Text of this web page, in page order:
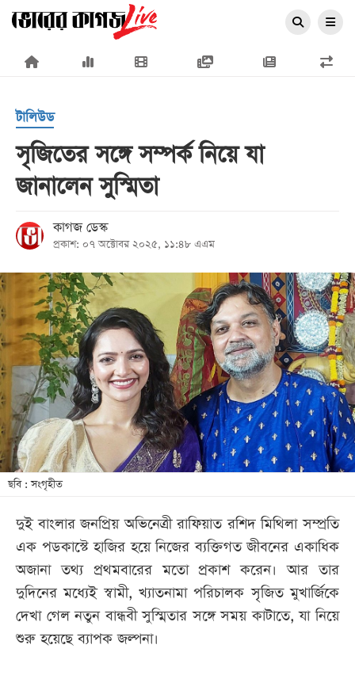
×
প্রচ্ছদ
জাতীয়
রাজনীতি
অর্থনীতি
আন্তর্জাতিক
সারাদেশ
খেলা
বিনোদন
লাইফ
স্টাইল
শিক্ষা
বিভাগ
ছবি
টালিউড
সৃজিতের সঙ্গে সম্পর্ক নিয়ে যা
জানালেন সুস্মিতা
কাগজ ডেস্ক
প্রকাশ: ০৭ অক্টোবর ২০২৫, ১১:৪৮ এএম
ছবি : সংগৃহীত
দুই বাংলার জনপ্রিয় অভিনেত্রী রাফিয়াত রশিদ মিথিলা সম্প্রতি
এক পডকাস্টে হাজির হয়ে নিজের ব্যক্তিগত জীবনের একাধিক
অজানা তথ্য প্রথমবারের মতো প্রকাশ করেন। আর তার
দুদিনের মধ্যেই স্বামী, খ্যাতনামা পরিচালক সৃজিত মুখার্জিকে
দেখা গেল নতুন বান্ধবী সুস্মিতার সঙ্গে সময় কাটাতে, যা নিয়ে
শুরু হয়েছে ব্যাপক জল্পনা।